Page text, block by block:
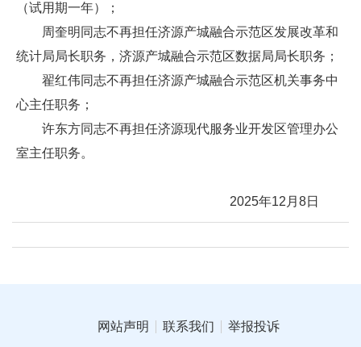
（试用期一年）；
周奎明同志不再担任济源产城融合示范区发展改革和
统计局局长职务，济源产城融合示范区数据局局长职务；
翟红伟同志不再担任济源产城融合示范区机关事务中
心主任职务；
许东方同志不再担任济源现代服务业开发区管理办公
室主任职务。
2025年12月8日
网站声明 联系我们 举报投诉